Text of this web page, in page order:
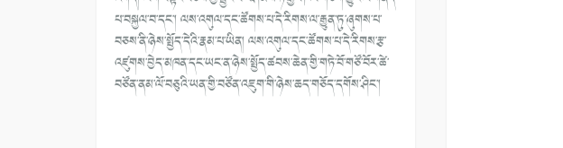
པ་བསྐྱལ་བ་དང་། ལས་འགུལ་དང་ཚོགས་པ་དེ་རིགས་ལ་རྒྱུན་ཏུ་ཞུགས་པ་
བཅས་ནི་ཉེས་སྤྱོད་དེའི་རྣམ་པ་ཡིན། ལས་འགུལ་དང་ཚོགས་པ་དེ་རིགས་རྩ་
འཛུགས་བྱེད་མཁན་དང་ཡང་ན་ཉེས་སྤྱོད་ཚབས་ཆེན་གྱི་གཏེ་བོ་གཙོ་བོར་ཚེ་
བཙོན་ནམ་ལོ་བཅུའི་ཡན་གྱི་བཙོན་འཇུག་གི་ཉེས་ཆད་གཅོད་དགོས་ཤིང་།